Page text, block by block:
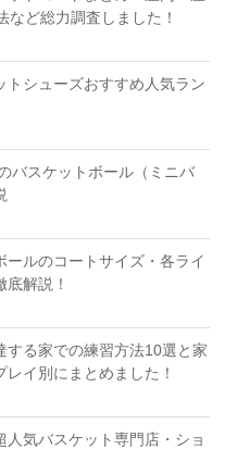
ど総力調査しました！
トシューズおすすめ人気ラン
バスケットボール（ミニバ
ールのコートサイズ・各ライ
解説！
する家での練習方法10選と家
イ別にまとめました！
人気バスケット専門店・ショ